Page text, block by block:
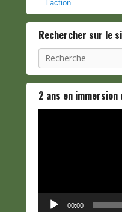
l’action
Rechercher sur le
Recherche
2 ans en immersion
00:00